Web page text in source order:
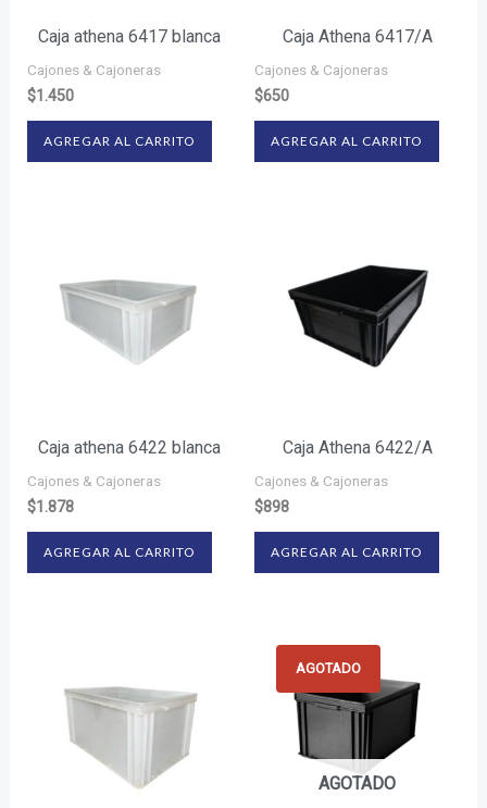
Caja athena 6417 blanca
Cajones & Cajoneras
$1.450
AGREGAR AL CARRITO
Caja Athena 6417/A
Cajones & Cajoneras
$650
AGREGAR AL CARRITO
Caja athena 6422 blanca
Cajones & Cajoneras
$1.878
AGREGAR AL CARRITO
Caja Athena 6422/A
Cajones & Cajoneras
$898
AGREGAR AL CARRITO
AGOTADO
AGOTADO